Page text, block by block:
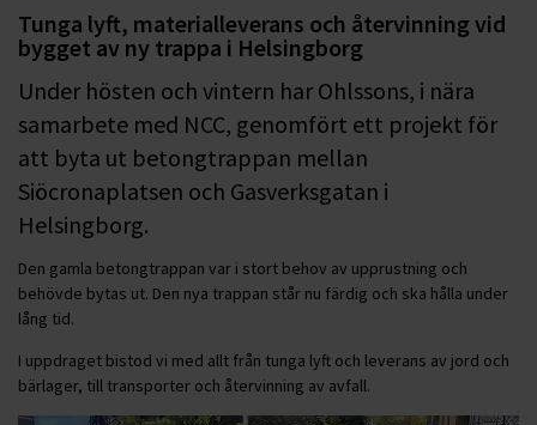
Tunga lyft, materialleverans och återvinning vid
bygget av ny trappa i Helsingborg
Under hösten och vintern har Ohlssons, i nära
samarbete med NCC, genomfört ett projekt för
att byta ut betongtrappan mellan
Siöcronaplatsen och Gasverksgatan i
Helsingborg.
Den gamla betongtrappan var i stort behov av upprustning och
behövde bytas ut. Den nya trappan står nu färdig och ska hålla under
lång tid.
I uppdraget bistod vi med allt från tunga lyft och leverans av jord och
bärlager, till transporter och återvinning av avfall.